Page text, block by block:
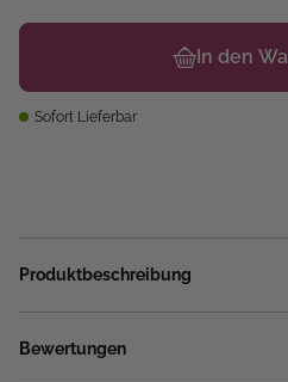
In den
Sofort Lieferbar
Produktbeschreibung
Bewertungen